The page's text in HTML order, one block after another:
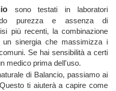
sono testati in laboratori
purezza e assenza di
più recenti, la combinazione
sinergia che massimizza i
Se hai sensibilità a certi
medico prima dell'uso.
di Balancio, passiamo ai
ti aiuterà a capire come